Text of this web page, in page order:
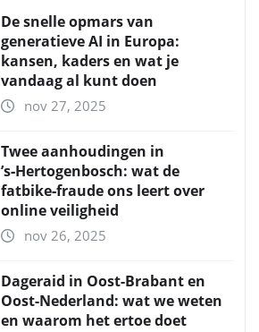
De snelle opmars van
generatieve AI in Europa:
kansen, kaders en wat je
vandaag al kunt doen
nov 27, 2025
Twee aanhoudingen in
’s‑Hertogenbosch: wat de
fatbike‑fraude ons leert over
online veiligheid
nov 26, 2025
Dageraid in Oost-Brabant en
Oost-Nederland: wat we weten
en waarom het ertoe doet